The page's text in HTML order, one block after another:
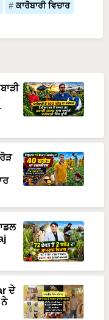
ਕਾਰੋਬਾਰੀ ਵਿਚਾਰ
ਦੇ
ਨੇ